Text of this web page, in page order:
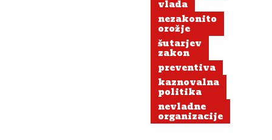
vlada
nezakonito
orožje
šutarjev
zakon
preventiva
kaznovalna
politika
nevladne
organizacije